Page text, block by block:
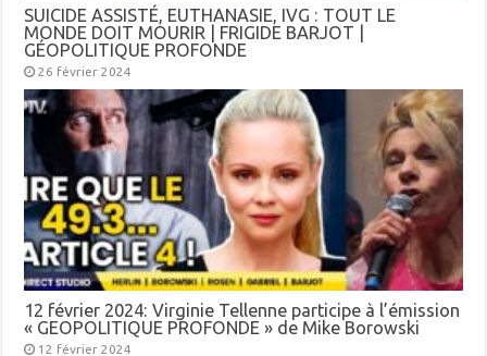
SUICIDE ASSISTÉ, EUTHANASIE, IVG : TOUT LE
MONDE DOIT MOURIR | FRIGIDE BARJOT |
GÉOPOLITIQUE PROFONDE
26 février 2024
12 février 2024: Virginie Tellenne participe à l’émission
« GEOPOLITIQUE PROFONDE » de Mike Borowski
12 février 2024